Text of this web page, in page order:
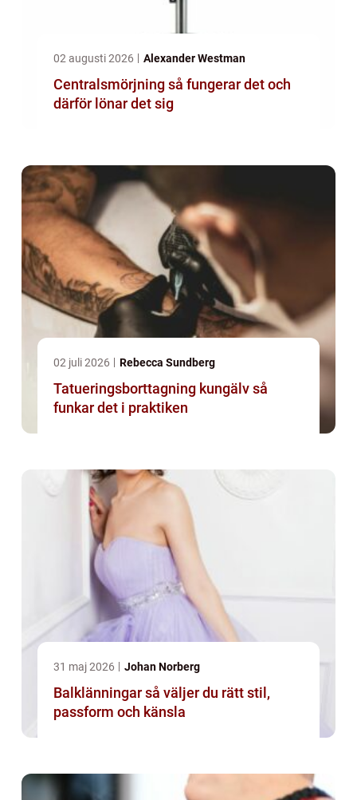
02 augusti 2026 Alexander Westman
Centralsmörjning så fungerar det och
därför lönar det sig
02 juli 2026 Rebecca Sundberg
Tatueringsborttagning kungälv så
funkar det i praktiken
31 maj 2026 Johan Norberg
Balklänningar så väljer du rätt stil,
passform och känsla